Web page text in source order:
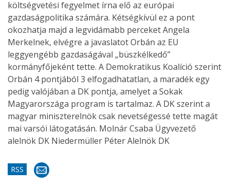
költségvetési fegyelmet írna elő az európai
gazdaságpolitika számára. Kétségkívül ez a pont
okozhatja majd a legvidámabb perceket Angela
Merkelnek, elvégre a javaslatot Orbán az EU
leggyengébb gazdaságával „büszkélkedő”
kormányfőjeként tette. A Demokratikus Koalíció szerint
Orbán 4 pontjából 3 elfogadhatatlan, a maradék egy
pedig valójában a DK pontja, amelyet a Sokak
Magyarországa program is tartalmaz. A DK szerint a
magyar miniszterelnök csak nevetségessé tette magát
mai varsói látogatásán. Molnár Csaba Ügyvezető
alelnök DK Niedermüller Péter Alelnök DK
RSS